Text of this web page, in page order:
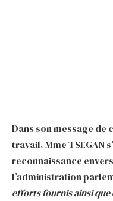
Dans son message de
travail, Mme TSEGAN
reconnaissance
l’administration
efforts fournis ainsi